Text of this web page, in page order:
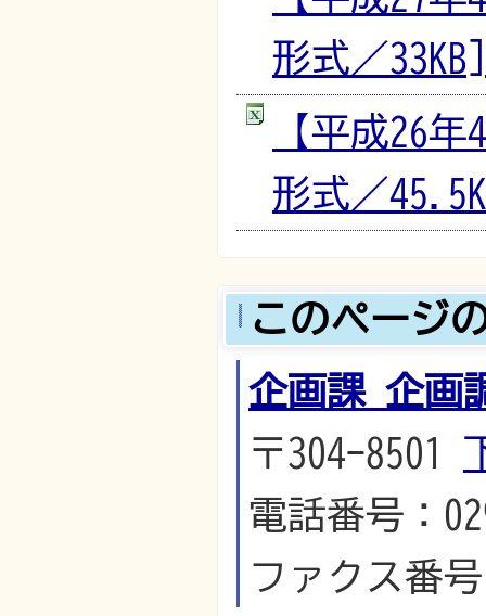
形式／33KB]
【平成26
形式／
このページ
企画課 企画
〒304-8501
電話番号：
ファクス番